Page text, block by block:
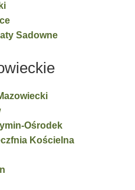
Sadowne
Ośrodek
Kościelna